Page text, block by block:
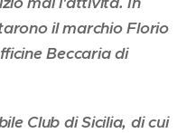
il marchio Florio
Beccaria di
Club di Sicilia, di cui